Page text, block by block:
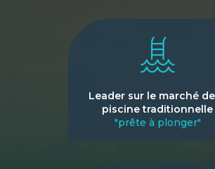
Leader sur le marché
piscine traditionnelle
"prête à plonger"